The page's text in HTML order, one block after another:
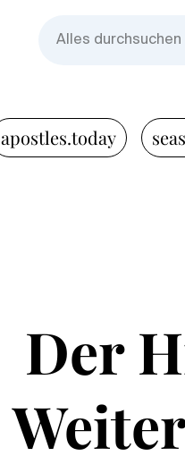
apostles.today
Der